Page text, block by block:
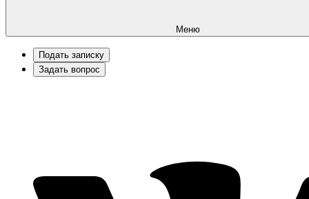
Меню
Подать записку
Задать вопрос